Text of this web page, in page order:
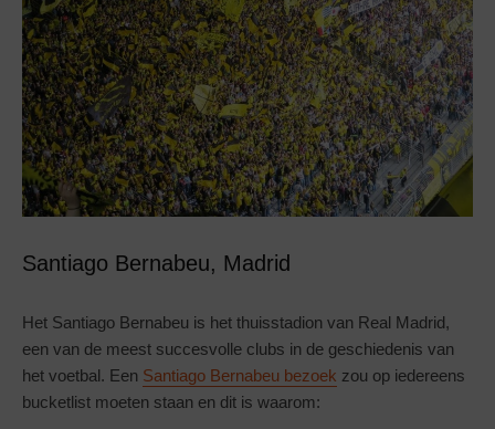
Santiago Bernabeu, Madrid
Het Santiago Bernabeu is het thuisstadion van Real Madrid,
een van de meest succesvolle clubs in de geschiedenis van
het voetbal. Een Santiago Bernabeu bezoek zou op iedereens
bucketlist moeten staan en dit is waarom: